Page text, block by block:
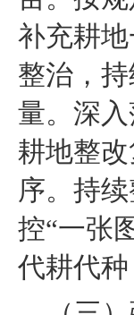
补充耕
整治，
量。深
耕地整
序。持
控“一张
代耕代种